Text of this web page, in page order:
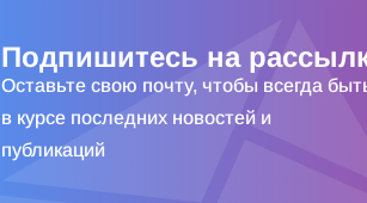
Подпишитесь на
Оставьте свою почту, чтобы всегда
в курсе последних новостей и
публикаций